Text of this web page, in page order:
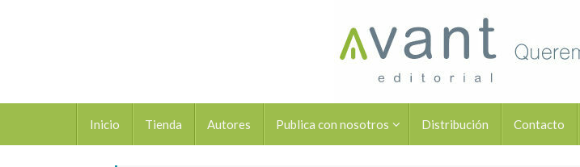
contenido
Inicio Tienda Autores Publica con nosotros Distribución Contacto